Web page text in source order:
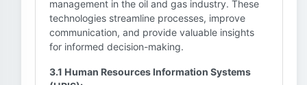
management in the oil and gas industry. These
technologies streamline processes, improve
communication, and provide valuable insights
for informed decision-making.
3.1 Human Resources Information Systems